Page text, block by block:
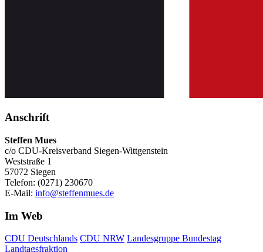
Anschrift
Steffen Mues
c/o CDU-Kreisverband Siegen-Wittgenstein
Weststraße 1
57072 Siegen
Telefon: (0271) 230670
E-Mail: info@steffenmues.de
Im Web
CDU Deutschlands CDU NRW Landesgruppe Bundestag
Landtagsfraktion